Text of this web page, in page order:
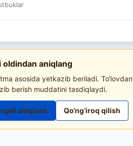
oldindan aniqlang
asosida yetkazib beriladi.
berish muddatini tasdiqlaydi.
aniqlash Qo‘ng‘iroq qilish